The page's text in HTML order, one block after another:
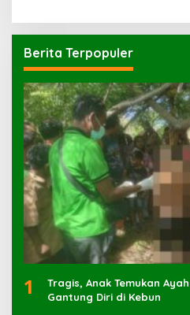
Berita Terpopuler
1
Tragis, Anak Temukan
Gantung Diri di Kebun